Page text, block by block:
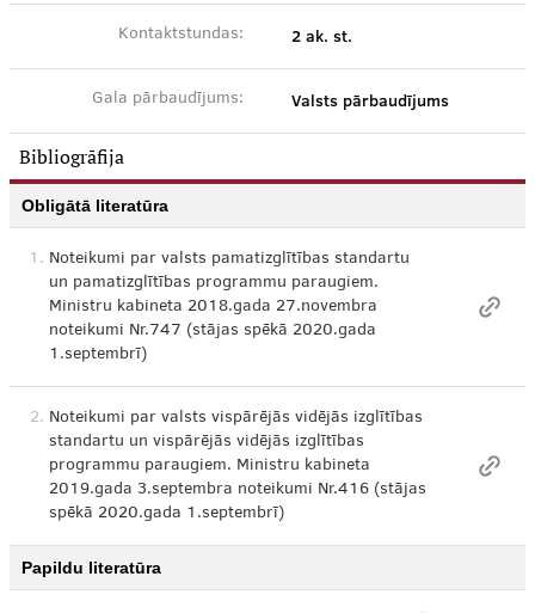
Kontaktstundas: 2 ak. st.
Gala pārbaudījums: Valsts pārbaudījums
Bibliogrāfija
Obligātā literatūra
1. Noteikumi par valsts pamatizglītības standartu
un pamatizglītības programmu paraugiem.
Ministru kabineta 2018.gada 27.novembra
noteikumi Nr.747 (stājas spēkā 2020.gada
1.septembrī)
2. Noteikumi par valsts vispārējās vidējās izglītības
standartu un vispārējās vidējās izglītības
programmu paraugiem. Ministru kabineta
2019.gada 3.septembra noteikumi Nr.416 (stājas
spēkā 2020.gada 1.septembrī)
Papildu literatūra